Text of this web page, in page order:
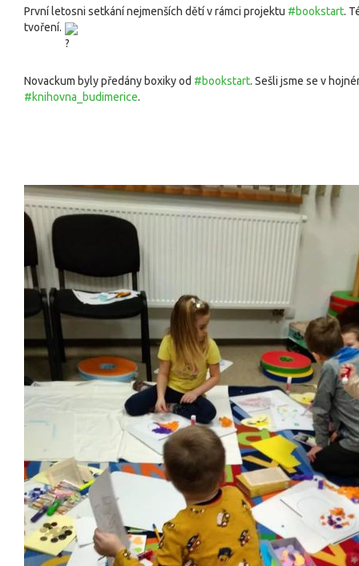
První letosni setkání nejmenších dětí v rámci projektu #bookstart.
tvoření.
Novackum byly předány boxiky od #bookstart
#knihovna_budimerice.